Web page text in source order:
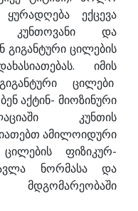
ყურადღება ექცევა
კუნთოვანი და
გიგანტური ცილების
იმის
ცილები
აქტინ- მიოზინური
კუნთის
ამილოიდური
ცილების ფიზიკურ-
ნორმასა და